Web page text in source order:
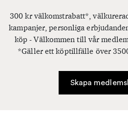
300 kr välkomstrabatt*,
kampanjer, personliga
köp - Välkommen till vår
*Gäller ett köptillfälle över
Skapa